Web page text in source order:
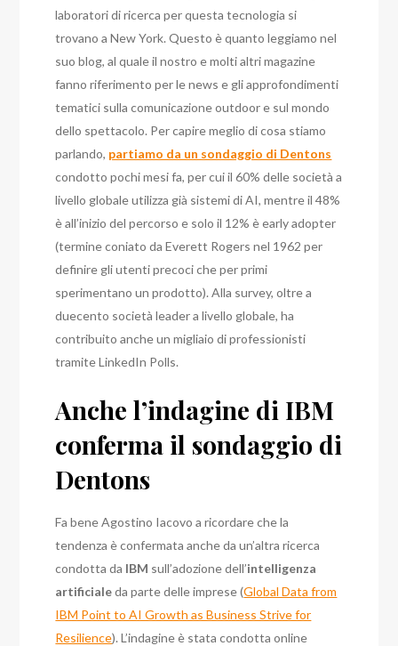
laboratori di ricerca per questa tecnologia si
trovano a New York. Questo è quanto leggiamo nel
suo blog, al quale il nostro e molti altri magazine
fanno riferimento per le news e gli approfondimenti
tematici sulla comunicazione outdoor e sul mondo
dello spettacolo. Per capire meglio di cosa stiamo
parlando, partiamo da un sondaggio di Dentons
condotto pochi mesi fa, per cui il 60% delle società a
livello globale utilizza già sistemi di AI, mentre il 48%
è all’inizio del percorso e solo il 12% è early adopter
(termine coniato da Everett Rogers nel 1962 per
definire gli utenti precoci che per primi
sperimentano un prodotto). Alla survey, oltre a
duecento società leader a livello globale, ha
contribuito anche un migliaio di professionisti
tramite LinkedIn Polls.
Anche l’indagine di IBM
conferma il sondaggio di
Dentons
Fa bene Agostino Iacovo a ricordare che la
tendenza è confermata anche da un’altra ricerca
condotta da IBM sull’adozione dell’intelligenza
artificialeda parte delle imprese (Global Data from
IBM Point to AI Growth as Business Strive for
Resilience). L’indagine è stata condotta online